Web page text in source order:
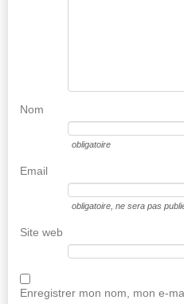
Nom
obligatoire
Email
obligatoire , ne sera pas
Site web
Enregistrer mon nom, mon e-